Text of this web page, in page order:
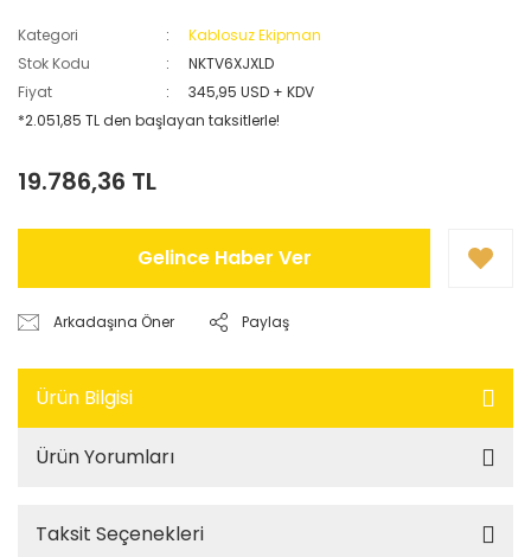
Kategori
Kablosuz Ekipman
Stok Kodu
NKTV6XJXLD
Fiyat
345,95 USD + KDV
*2.051,85 TL den başlayan taksitlerle!
19.786,36 TL
Gelince Haber Ver
Arkadaşına Öner Paylaş
Ürün Bilgisi
Ürün Yorumları
Taksit Seçenekleri